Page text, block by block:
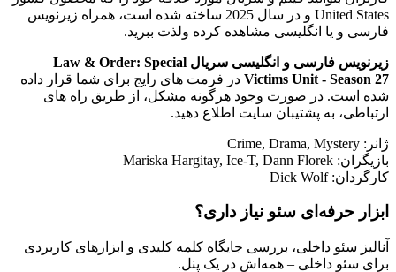
United States و در سال 2025 ساخته شده است، همراه زیرنویس
فارسی و یا انگلیسی مشاهده کرده ولذت ببرید.
زیرنویس فارسی و انگلیسی سریال Law & Order: Special
Victims Unit - Season 27 در فرمت های رایج برای شما قرار داده
شده است. در صورت وجود هرگونه مشکل، از طریق راه های
ارتباطی، به پشتیبان سایت اطلاع دهید.
ژانر: Crime, Drama, Mystery
بازیگران: Mariska Hargitay, Ice-T, Dann Florek
کارگردان: Dick Wolf
ابزار حرفه‌ای سئو نیاز داری؟
آنالیز سئو داخلی، بررسی جایگاه کلمه کلیدی و ابزارهای کاربردی
برای سئو داخلی – همه‌اش در یک پنل.